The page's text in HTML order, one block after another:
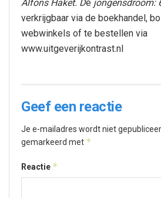
Alfons Haket. Dé jongensdroom:
verkrijgbaar via de boekhandel,
webwinkels of te bestellen via
www.uitgeverijkontrast.nl
Geef een reactie
Je e-mailadres wordt niet
gemarkeerd met *
Reactie *